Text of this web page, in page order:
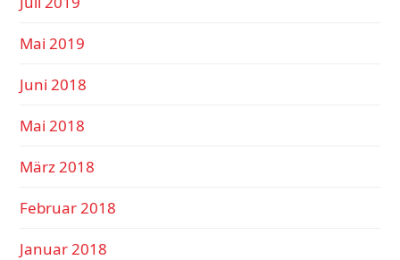
Mai 2019
Juni 2018
Mai 2018
März 2018
Februar 2018
Januar 2018